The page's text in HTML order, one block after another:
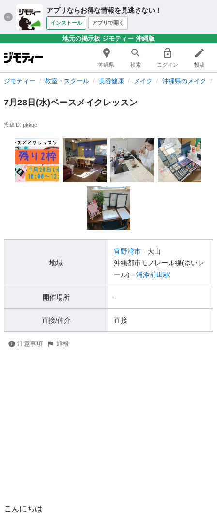
アプリならお得な情報を見逃さない！
インストール アプリで開く
地元の掲示板 ジモティー 沖縄版
沖縄県 検索 ログイン 投稿
ジモティー 教室・スクール 美容健康 メイク 沖縄県のメイク
7月28日(水)ベースメイクレッスン
投稿ID: pkkqc
地域
宜野湾市 - 大山
沖縄都市モノレール線(ゆいレ
ール) - 浦添前田駅
開催場所 -
直接/仲介 直接
注意事項 通報
こんにちは